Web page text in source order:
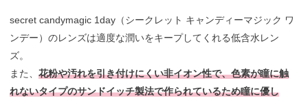
secret candymagic 1day（シークレット キャンディーマジック ワ
ンデー）のレンズは適度な潤いをキープしてくれる低含水レン
ズ。
また、花粉や汚れを引き付けにくい非イオン性で、色素が瞳に触
れないタイプのサンドイッチ製法で作られているため瞳に優し